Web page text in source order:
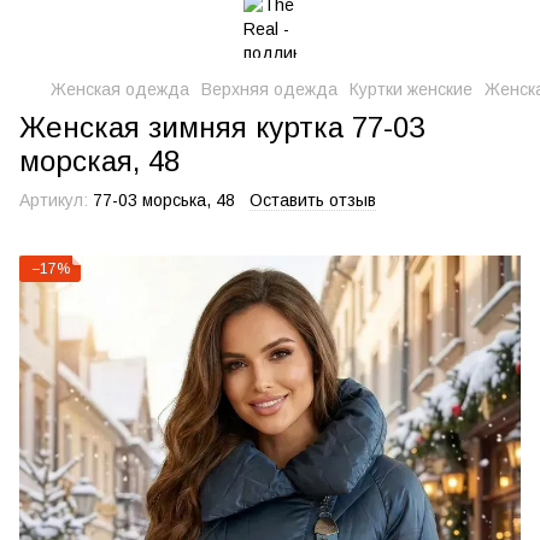
Женская одежда Верхняя одежда Куртки женские
Женская зимняя куртка 77-03
морская, 48
Артикул: 77-03 морська, 48 Оставить отзыв
−17%